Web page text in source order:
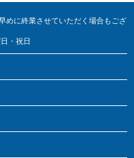
に終業させていただく場合もござ
・祝日